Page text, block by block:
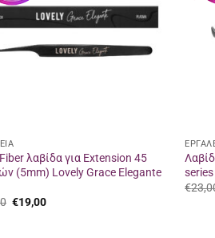
λαβίδα για Extension 45
(5mm) Lovely Grace Elegante
Original
€19,00Η
€